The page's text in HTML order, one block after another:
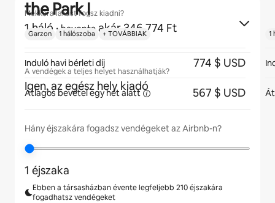
Mekkora lakást fogsz kiadni?
1 háló ·havonta akár 346 774 Ft
A vendégek a teljes helyet használhatják?
Igen, az egész hely kiadó
Hány éjszakára fogadsz vendégeket az Airbnb-n?
1 éjszaka
Ebben a társasházban évente legfeljebb 210 éjszakára
fogadhatsz vendégeket
the Park I
Garzon 1 hálószoba + TOVÁBBIAK
Induló havi bérleti díj 774 $ USD
Átlagos bevétel egy hétalatt 567 $ USD
1